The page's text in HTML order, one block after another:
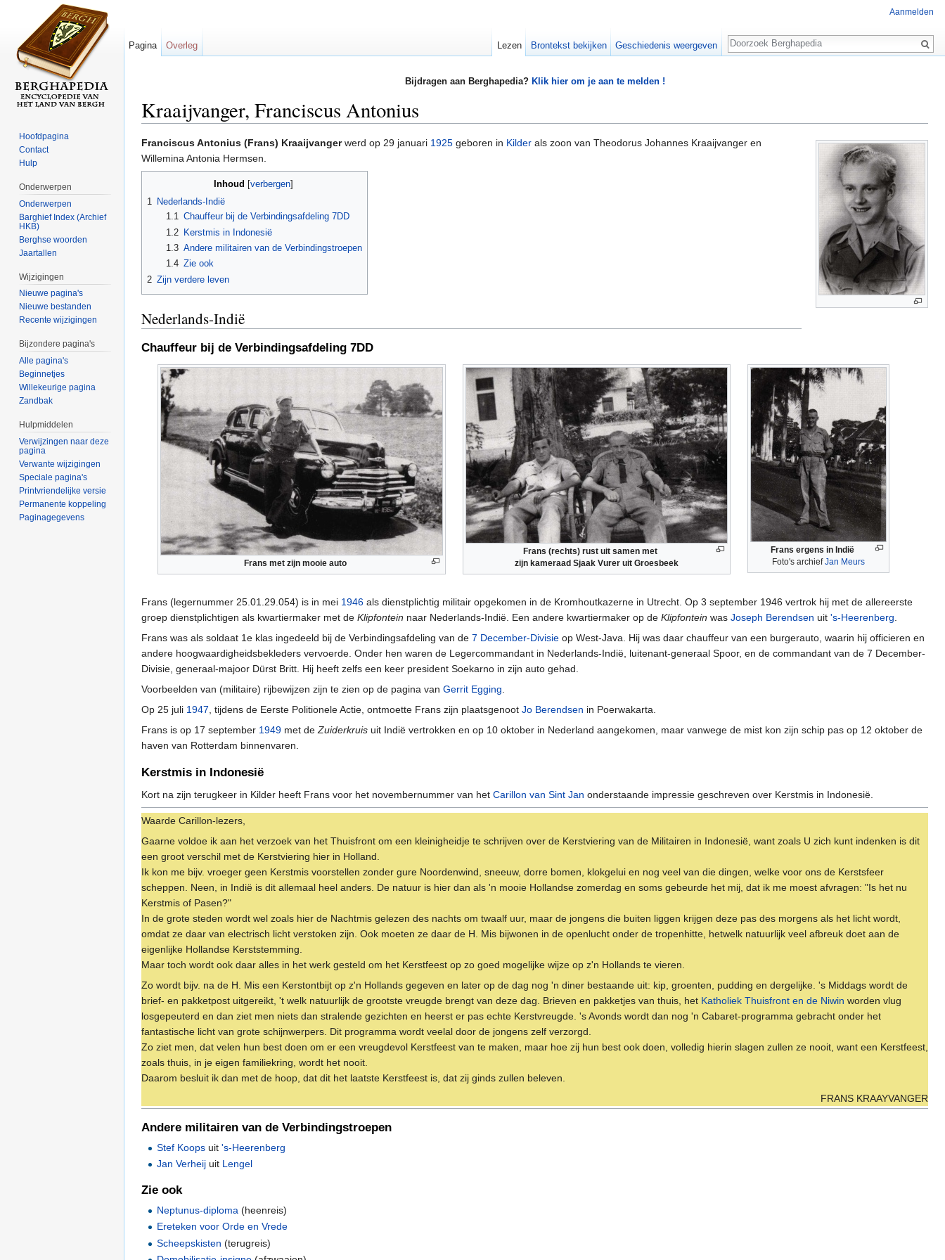
Bijdragen aan Berghapedia? Klik hier om je aan te melden !
Kraaijvanger, Franciscus Antonius
Franciscus Antonius (Frans) Kraaijvangerwerd op 29 januari 1925 geboren in Kilder als zoon van Theodorus Johannes Kraaijvanger en
Willemina Antonia Hermsen.
Inhoud verbergen]
1 Nederlands-Indië
1.1 Chauffeur bij de Verbindingsafdeling 7DD
1.2 Kerstmis in Indonesië
1.3 Andere militairen van de Verbindingstroepen
1.4 Zie ook
2 Zijn verdere leven
Nederlands-Indië
Chauffeur bij de Verbindingsafdeling 7DD
Frans met zijn mooie auto
Frans (rechts) rust uit samen met
zijn kameraad Sjaak Vurer uit Groesbeek
Frans ergens in Indië
Foto's archiefJan Meurs
Frans (legernummer 25.01.29.054) is in mei 1946 als dienstplichtig militair opgekomen in de Kromhoutkazerne in Utrecht. Op 3 september 1946 vertrok hij met de allereerste
groep dienstplichtigen als kwartiermaker met de Klipfontein naar Nederlands-Indië. Een andere kwartiermaker op de Klipfontein was Joseph Berendsen uit 's-Heerenberg
Frans was als soldaat 1e klas ingedeeld bij de Verbindingsafdeling van de 7 December-Divisie op West-Java. Hij was daar chauffeur van een burgerauto, waarin hij officieren en
andere hoogwaardigheidsbekleders vervoerde. Onder hen waren de Legercommandant in Nederlands-Indië, luitenant-generaal Spoor, en de commandant van de 7 December-
Divisie, generaal-majoor Dürst Britt. Hij heeft zelfs een keer president Soekarno in zijn auto gehad.
Voorbeelden van (militaire) rijbewijzen zijn te zien op de pagina van Gerrit Egging
Op 25 juli 1947 , tijdens de Eerste Politionele Actie, ontmoette Frans zijn plaatsgenoot Jo Berendsen in Poerwakarta.
Frans is op 17 september 1949 met de Zuiderkruis uit Indië vertrokken en op 10 oktober in Nederland aangekomen, maar vanwege de mist kon zijn schip pas op 12 oktober de
haven van Rotterdam binnenvaren.
Kerstmis in Indonesië
Kort na zijn terugkeer in Kilder heeft Frans voor het novembernummer van het Carillon van Sint Jan onderstaande impressie geschreven over Kerstmis in Indonesië.
Waarde Carillon-lezers,
Gaarne voldoe ik aan het verzoek van het Thuisfront om een kleinigheidje te schrijven over de Kerstviering van de Militairen in Indonesië, want zoals U zich kunt indenken is dit
een groot verschil met de Kerstviering hier in Holland.
Ik kon me bijv. vroeger geen Kerstmis voorstellen zonder gure Noordenwind, sneeuw, dorre bomen, klokgelui en nog veel van die dingen, welke voor ons de Kerstsfeer
scheppen. Neen, in Indië is dit allemaal heel anders. De natuur is hier dan als 'n mooie Hollandse zomerdag en soms gebeurde het mij, dat ik me moest afvragen: "Is het nu
Kerstmis of Pasen?"
In de grote steden wordt wel zoals hier de Nachtmis gelezen des nachts om twaalf uur, maar de jongens die buiten liggen krijgen deze pas des morgens als het licht wordt,
omdat ze daar van electrisch licht verstoken zijn. Ook moeten ze daar de H. Mis bijwonen in de openlucht onder de tropenhitte, hetwelk natuurlijk veel afbreuk doet aan de
eigenlijke Hollandse Kerststemming.
Maar toch wordt ook daar alles in het werk gesteld om het Kerstfeest op zo goed mogelijke wijze op z'n Hollands te vieren.
Zo wordt bijv. na de H. Mis een Kerstontbijt op z'n Hollands gegeven en later op de dag nog 'n diner bestaande uit: kip, groenten, pudding en dergelijke. 's Middags wordt de
brief- en pakketpost uitgereikt, 't welk natuurlijk de grootste vreugde brengt van deze dag. Brieven en pakketjes van thuis, het Katholiek Thuisfront en de Niwin worden vlug
losgepeuterd en dan ziet men niets dan stralende gezichten en heerst er pas echte Kerstvreugde. 's Avonds wordt dan nog 'n Cabaret-programma gebracht onder het
fantastische licht van grote schijnwerpers. Dit programma wordt veelal door de jongens zelf verzorgd.
Zo ziet men, dat velen hun best doen om er een vreugdevol Kerstfeest van te maken, maar hoe zij hun best ook doen, volledig hierin slagen zullen ze nooit, want een Kerstfeest,
zoals thuis, in je eigen familiekring, wordt het nooit.
Daarom besluit ik dan met de hoop, dat dit het laatste Kerstfeest is, dat zij ginds zullen beleven.
FRANS KRAAYVANGER
Andere militairen van de Verbindingstroepen
Stef Koops uit's-Heerenberg
Jan Verheij uit Lengel
Zie ook
Neptunus-diploma (heenreis)
Ereteken voor Orde en Vrede
Scheepskisten (terugreis)
Aanmelden
Pagina Overleg Lezen Brontekst bekijken Geschiedenis weergeven
Zoeken
Hoofdpagina
Contact
Hulp
Onderwerpen
Onderwerpen
Barghief Index (Archief
HKB)
Berghse woorden
Jaartallen
Wijzigingen
Nieuwe pagina's
Nieuwe bestanden
Recente wijzigingen
Bijzondere pagina's
Alle pagina's
Beginnetjes
Willekeurige pagina
Zandbak
Hulpmiddelen
Verwijzingen naar deze
pagina
Verwante wijzigingen
Speciale pagina's
Printvriendelijke versie
Permanente koppeling
Paginagegevens